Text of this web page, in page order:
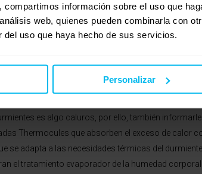
compartimos información sobre el uso que
web, quienes pueden combinarla con
uso que haya hecho de sus servicios.
Personalizar
HOME, el Memory Platinum y el Memory
de BioMemory (material viscoelástico
NaturCell (espumación natural de alta densidad).
también de su preferencia, ya que aportan
al incorporar 4 cm menos de viscoelástico,
es algo caluros, por ello, también
Thermocules que absorben el exceso de calor
se adapta a las necesidades térmicas del
el tratamiento evaporador de la humedad